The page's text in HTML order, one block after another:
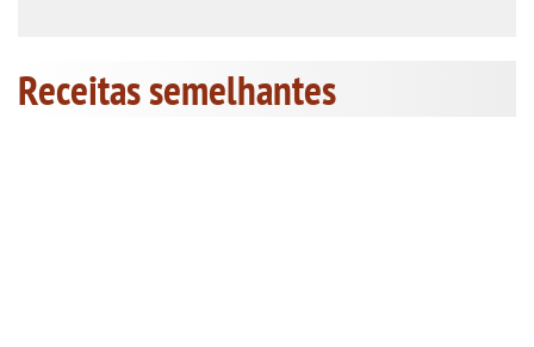
Receitas semelhantes